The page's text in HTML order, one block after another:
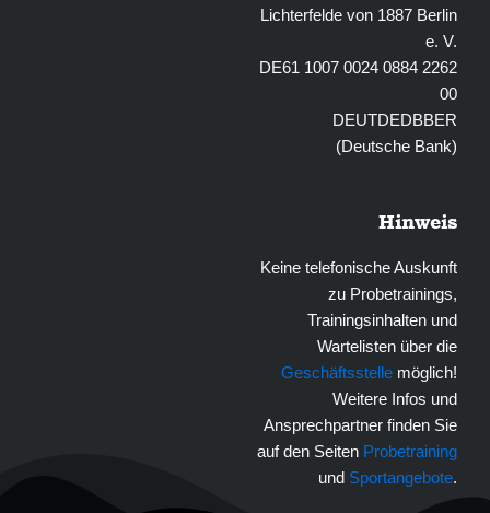
Lichterfelde von 1887 Berlin
e. V.
DE61 1007 0024 0884 2262
00
DEUTDEDBBER
(Deutsche Bank)
Hinweis
Keine telefonische Auskunft
zu Probetrainings,
Trainingsinhalten und
Wartelisten über die
Geschäftsstelle möglich!
Weitere Infos und
Ansprechpartner finden Sie
auf den Seiten Probetraining
und Sportangebote.